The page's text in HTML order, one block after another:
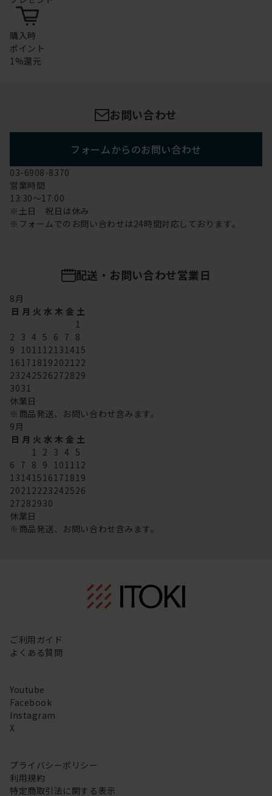
購入時
ポイント
1%還元
お問い合わせ
フォームからのお問い合わせ
03-6908-8370
営業時間
13:30～17:00
※土日 祝日は休み
※フォームでのお問い合わせは24時間対応しております。
配送・お問い合わせ営業日
8月
日 月 火 水 木 金 土
1
2 3 4 5 6 7 8
9 101112131415
16171819202122
23242526272829
3031
休業日
※商品発送、お問い合わせ含みます。
9月
日 月 火 水 木 金 土
1 2 3 4 5
6 7 8 9 101112
13141516171819
20212223242526
27282930
休業日
※商品発送、お問い合わせ含みます。
ご利用ガイド
よくある質問
Youtube
Facebook
Instagram
X
プライバシーポリシー
利用規約
特定商取引法に関する表示